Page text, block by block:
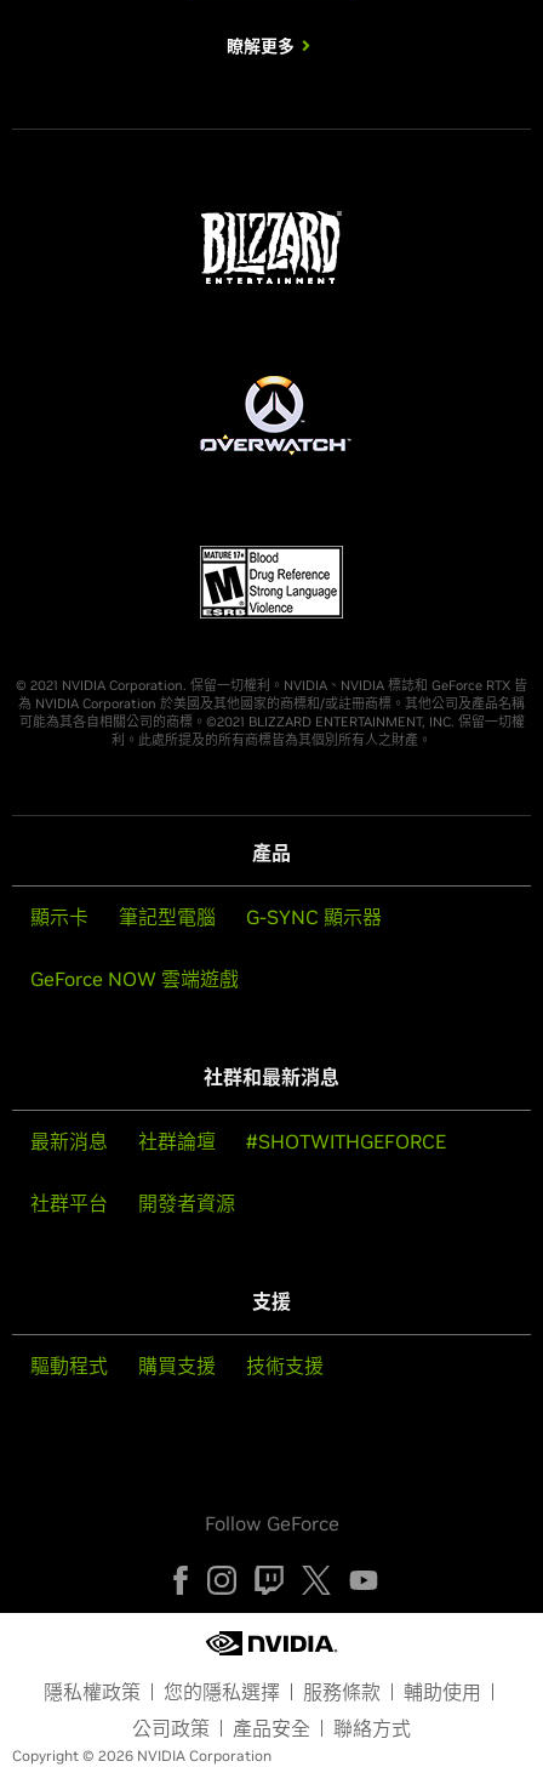
瞭解更多
© 2021 NVIDIA Corporation. 保留一切權利。NVIDIA、NVIDIA 標誌和 GeForce RTX 皆
為 NVIDIA Corporation 於美國及其他國家的商標和/或註冊商標。其他公司及產品名稱
可能為其各自相關公司的商標。©2021 BLIZZARD ENTERTAINMENT, INC. 保留一切權
利。此處所提及的所有商標皆為其個別所有人之財產。
產品
顯示卡 筆記型電腦 G-SYNC 顯示器
GeForce NOW 雲端遊戲
社群和最新消息
最新消息 社群論壇 #SHOTWITHGEFORCE
社群平台 開發者資源
支援
驅動程式 購買支援 技術支援
Follow GeForce
隱私權政策 您的隱私選擇 服務條款
輔助使用
公司政策
產品安全 聯絡方式
Copyright © 2026 NVIDIA Corporation